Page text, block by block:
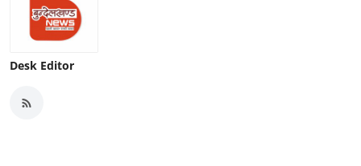
Desk Editor